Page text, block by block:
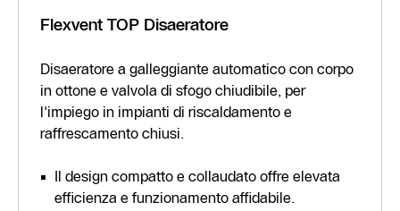
Flexvent TOP Disaeratore
Disaeratore a galleggiante automatico con corpo
in ottone e valvola di sfogo chiudibile, per
l'impiego in impianti di riscaldamento e
raffrescamento chiusi.
Il design compatto e collaudato offre elevata
efficienza e funzionamento affidabile.